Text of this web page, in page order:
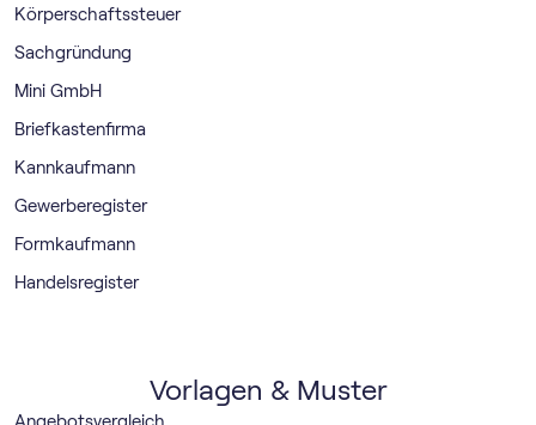
Körperschaftssteuer
Sachgründung
Mini GmbH
Briefkastenfirma
Kannkaufmann
Gewerberegister
Formkaufmann
Handelsregister
Vorlagen & Muster